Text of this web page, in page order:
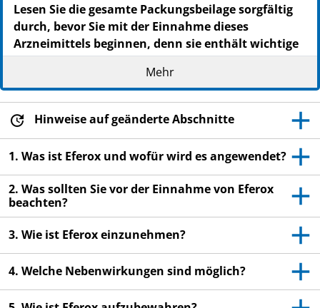
Lesen Sie die gesamte Packungsbeilage sorgfältig
durch, bevor Sie mit der Einnahme dieses
Arzneimittels beginnen, denn sie enthält wichtige
Informationen.
- Heben Sie die Packungsbeilage auf. Vielleicht
möchten Sie diese später nochmals lesen.
- Wenn Sie weitere Fragen haben, wenden Sie sich an
Ihren Arzt oder Apotheker.
verschrieben. Geben Sie es nicht an Dritte weiter. Es
kann anderen Menschen schaden, auch wenn diese
die gleichen Beschwerden haben wie Sie.
- Wenn Sie Nebenwirkungen bemerken, wenden Sie
sich an Ihren Arzt oder Apotheker. Dies gilt auch für
Nebenwirkungen, die nicht in dieser Packungsbeilage
angegeben sind. Siehe Abschnitt 4.
Mehr
Hinweise auf geänderte Abschnitte
1. Was ist Eferox und wofür wird es angewendet?
2. Was sollten Sie vor der Einnahme von Eferox
beachten?
3. Wie ist Eferox einzunehmen?
4. Welche Nebenwirkungen sind möglich?